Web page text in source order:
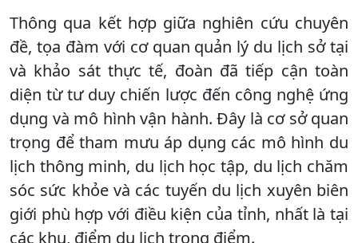
Thông qua kết hợp giữa nghiên cứu chuyên
đề, tọa đàm với cơ quan quản lý du lịch sở tại
và khảo sát thực tế, đoàn đã tiếp cận toàn
diện từ tư duy chiến lược đến công nghệ ứng
dụng và mô hình vận hành. Đây là cơ sở quan
trọng để tham mưu áp dụng các mô hình du
lịch thông minh, du lịch học tập, du lịch chăm
sóc sức khỏe và các tuyến du lịch xuyên biên
giới phù hợp với điều kiện của tỉnh, nhất là tại
các khu, điểm du lịch trọng điểm.